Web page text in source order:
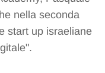
nella seconda
start up israeliane